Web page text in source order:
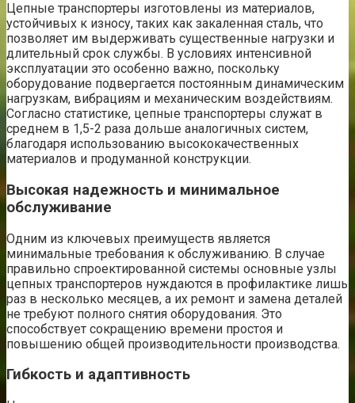
Цепные транспортеры изготовлены из материалов,
устойчивых к износу, таких как закаленная сталь, что
позволяет им выдерживать существенные нагрузки и
длительный срок службы. В условиях интенсивной
эксплуатации это особенно важно, поскольку
оборудование подвергается постоянным динамическим
нагрузкам, вибрациям и механическим воздействиям.
Согласно статистике, цепные транспортеры служат в
среднем в 1,5-2 раза дольше аналогичных систем,
благодаря использованию высококачественных
материалов и продуманной конструкции.
Высокая надежность и минимальное
обслуживание
Одним из ключевых преимуществ является
минимальные требования к обслуживанию. В случае
правильно спроектированной системы основные узлы
цепных транспортеров нуждаются в профилактике лишь
раз в несколько месяцев, а их ремонт и замена деталей
не требуют полного снятия оборудования. Это
способствует сокращению времени простоя и
повышению общей производительности производства.
Гибкость и адаптивность